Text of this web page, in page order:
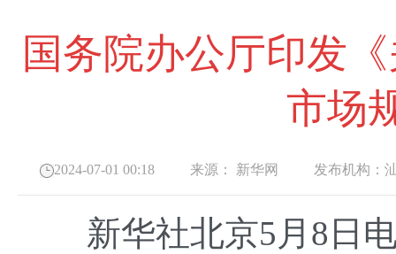
国务院办公厅印发
市场
2024-07-01 00:18 来源： 新华网 发布机构：
新华社北京5月8日电